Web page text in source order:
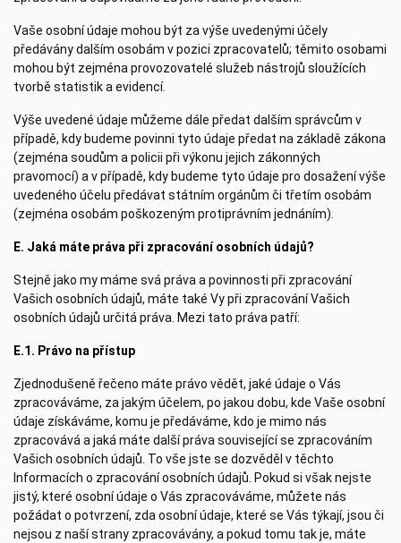
Vaše osobní údaje mohou být za výše uvedenými účely
předávány dalším osobám v pozici zpracovatelů; těmito osobami
mohou být zejména provozovatelé služeb nástrojů sloužících
tvorbě statistik a evidencí.
Výše uvedené údaje můžeme dále předat dalším správcům v
případě, kdy budeme povinni tyto údaje předat na základě zákona
(zejména soudům a policii při výkonu jejich zákonných
pravomocí) a v případě, kdy budeme tyto údaje pro dosažení výše
uvedeného účelu předávat státním orgánům či třetím osobám
(zejména osobám poškozeným protiprávním jednáním).
E. Jaká máte práva při zpracování osobních údajů?
Stejně jako my máme svá práva a povinnosti při zpracování
Vašich osobních údajů, máte také Vy při zpracování Vašich
osobních údajů určitá práva. Mezi tato práva patří:
E.1. Právo na přístup
Zjednodušeně řečeno máte právo vědět, jaké údaje o Vás
zpracováváme, za jakým účelem, po jakou dobu, kde Vaše osobní
údaje získáváme, komu je předáváme, kdo je mimo nás
zpracovává a jaká máte další práva související se zpracováním
Vašich osobních údajů. To vše jste se dozvěděl v těchto
Informacích o zpracování osobních údajů. Pokud si však nejste
jistý, které osobní údaje o Vás zpracováváme, můžete nás
požádat o potvrzení, zda osobní údaje, které se Vás týkají, jsou či
nejsou z naší strany zpracovávány, a pokud tomu tak je, máte